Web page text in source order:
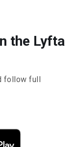
follow full